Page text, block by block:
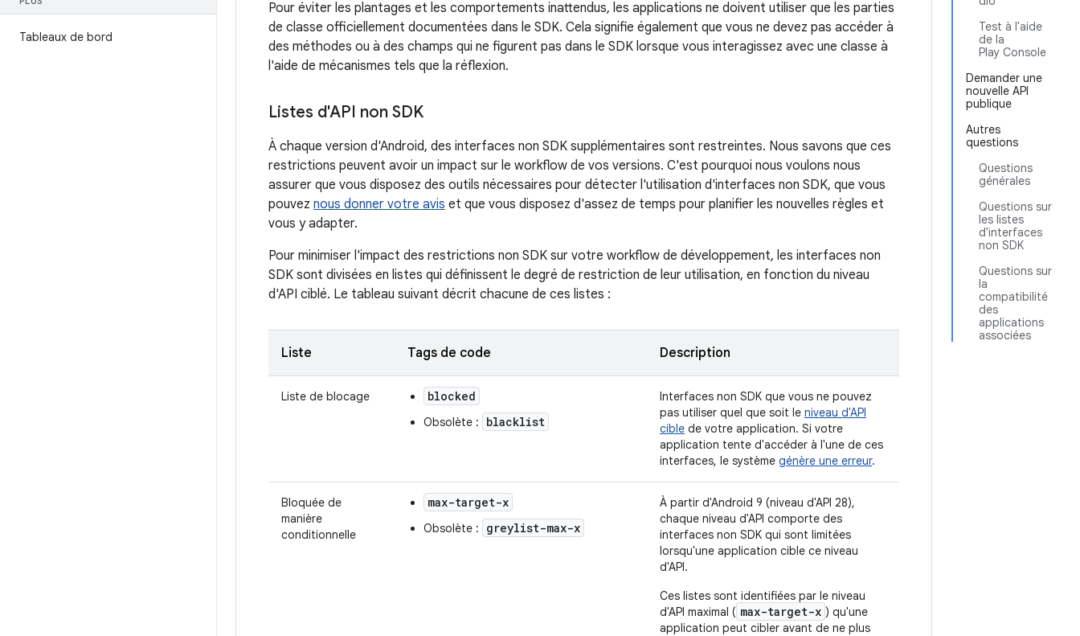
Tableaux de bord
Test à l'aide
de la
Play Console
Demander une
nouvelle API
publique
Autres
questions
Questions
générales
Questions sur
les listes
d'interfaces
non SDK
Questions sur
la
compatibilité
des
applications
associées
Pour éviter les plantages et les comportements inattendus, les applications ne doivent utiliser que les parties
de classe officiellement documentées dans le SDK. Cela signifie également que vous ne devez pas accéder à
des méthodes ou à des champs qui ne figurent pas dans le SDK lorsque vous interagissez avec une classe à
l'aide de mécanismes tels que la réflexion.
Listes d'API non SDK
À chaque version d'Android, des interfaces non SDK supplémentaires sont restreintes. Nous savons que ces
restrictions peuvent avoir un impact sur le workflow de vos versions. C'est pourquoi nous voulons nous
assurer que vous disposez des outils nécessaires pour détecter l'utilisation d'interfaces non SDK, que vous
pouvez nous donner votre avis et que vous disposez d'assez de temps pour planifier les nouvelles règles et
vous y adapter.
Pour minimiser l'impact des restrictions non SDK sur votre workflow de développement, les interfaces non
SDK sont divisées en listes qui définissent le degré de restriction de leur utilisation, en fonction du niveau
d'API ciblé. Le tableau suivant décrit chacune de ces listes :
Liste Tags de code Description
Liste de blocage blocked
Obsolète : blacklist
Interfaces non SDK que vous ne pouvez
pas utiliser quel que soit le niveau d'API
cible de votre application. Si votre
application tente d'accéder à l'une de ces
interfaces, le système génère une erreur.
Bloquée de
manière
conditionnelle
max-target-x
Obsolète : greylist-max-x
À partir d'Android 9 (niveau d'API 28),
chaque niveau d'API comporte des
interfaces non SDK qui sont limitées
lorsqu'une application cible ce niveau
d'API.
Ces listes sont identifiées par le niveau
d'API maximal ( max-target-x ) qu'une
application peut cibler avant de ne plus